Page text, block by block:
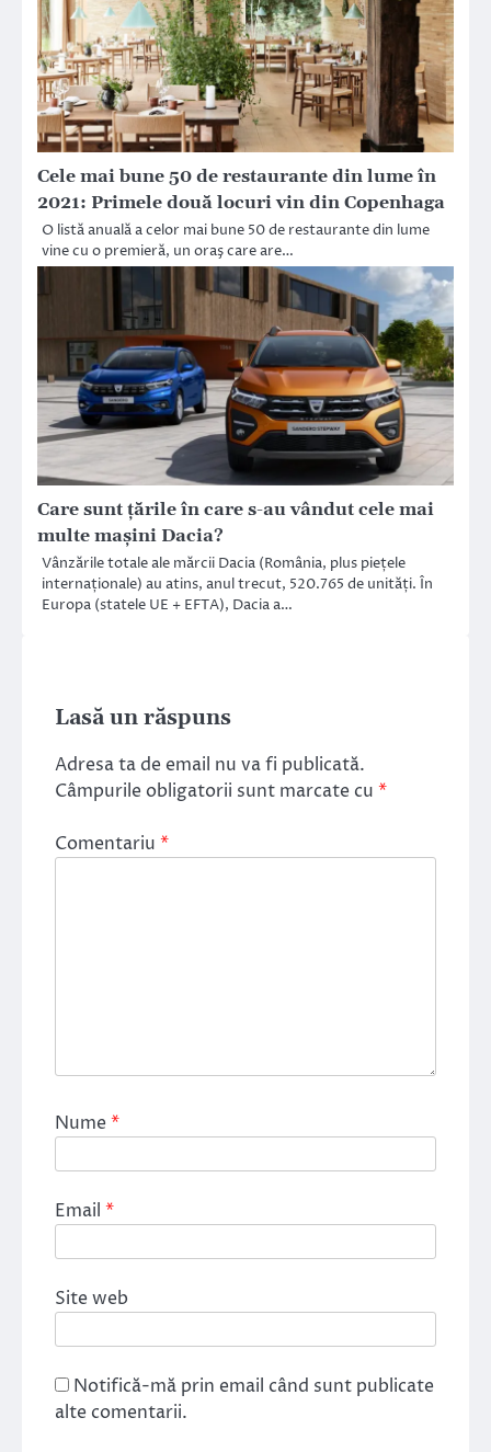
Cele mai bune 50 de restaurante din lume în
2021: Primele două locuri vin din Copenhaga
O listă anuală a celor mai bune 50 de restaurante din lume
vine cu o premieră, un oraş care are…
Care sunt țările în care s-au vândut cele mai
multe mașini Dacia?
Vânzările totale ale mărcii Dacia (România, plus piețele
internaționale) au atins, anul trecut, 520.765 de unități. În
Europa (statele UE + EFTA), Dacia a…
Lasă un răspuns
Adresa ta de email nu va fi publicată.
Câmpurile obligatorii sunt marcate cu *
Comentariu *
Nume*
Email *
Site web
Notifică-mă prin email când sunt publicate
alte comentarii.